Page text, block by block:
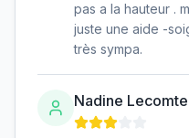
pas a la hauteur .
juste une aide -
très sympa.
Nadine Lecomte